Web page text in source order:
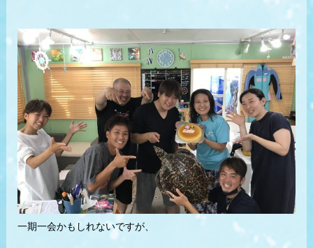
一期一会かもしれないですが、